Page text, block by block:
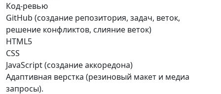
Код-ревью
GitHub (создание репозитория, задач, веток,
решение конфликтов, слияние веток)
HTML5
CSS
JavaScript (создание аккоредона)
Адаптивная верстка (резиновый макет и медиа
запросы).